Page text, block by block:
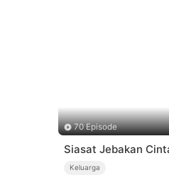
70 Episode
Siasat Jebakan
Keluarga